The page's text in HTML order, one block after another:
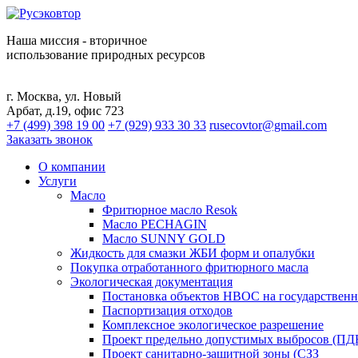
Наша миссия - вторичное
использование природных ресурсов
г. Москва, ул. Новый
Арбат, д.19, офис 723
+7 (499) 398 19 00 +7 (929) 933 30 33 rusecovtor@gmail.com
Заказать звонок
О компании
Услуги
Масло
Фритюрное масло Resok
Масло PECHAGIN
Масло SUNNY GOLD
Жидкость для смазки ЖБИ форм и опалубки
Покупка отработанного фритюрного масла
Экологическая документация
Постановка объектов НВОС на
Паспортизация отходов
Комплексное экологическое разрешение
Проект предельно допустимых выбросов
Проект санитарно-защитной зоны (СЗЗ